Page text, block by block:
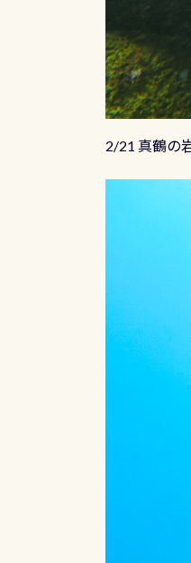
2/21 真鶴の